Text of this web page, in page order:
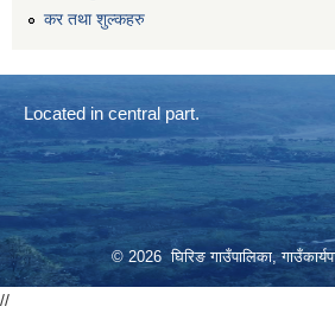
कर तथा शुल्कहरु
Located in central part.
© 2026 घिरिङ गाउँपालिका,
//